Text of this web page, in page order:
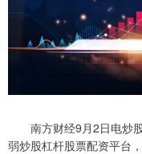
南方财经9月2日电炒股
弱炒股杠杆股票配资平台